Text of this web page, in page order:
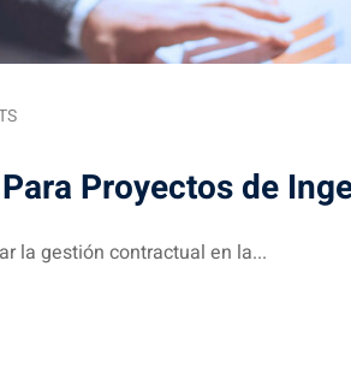
Proyectos de
la gestión contractual en la...